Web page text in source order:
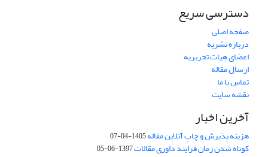
دسترسی سریع
صفحه اصلی
درباره نشریه
اعضای هیات تحریریه
ارسال مقاله
تماس با ما
نقشه سایت
آخرین اخبار
هزینه پذیرش و چاپ آنلاین مقاله1405-04-07
کوتاه شدن زمان فرایند داوری مقالات1397-06-05